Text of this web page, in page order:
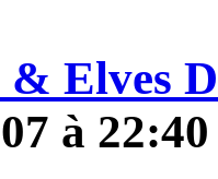
Elves
à 22:40